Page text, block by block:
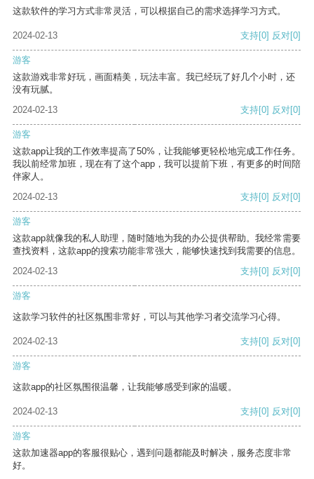
这款软件的学习方式非常灵活，可以根据自己的需求选择学习方式。
2024-02-13 支持[0] 反对[0]
游客
这款游戏非常好玩，画面精美，玩法丰富。我已经玩了好几个小时，还
没有玩腻。
2024-02-13
支持[0] 反对[0]
游客
这款app让我的工作效率提高了50%，让我能够更轻松地完成工作任务。
我以前经常加班，现在有了这个app，我可以提前下班，有更多的时间陪
伴家人。
2024-02-13
支持[0] 反对[0]
游客
这款app就像我的私人助理，随时随地为我的办公提供帮助。我经常需要
查找资料，这款app的搜索功能非常强大，能够快速找到我需要的信息。
2024-02-13
支持[0] 反对[0]
游客
这款学习软件的社区氛围非常好，可以与其他学习者交流学习心得。
2024-02-13 支持[0] 反对[0]
游客
这款app的社区氛围很温馨，让我能够感受到家的温暖。
2024-02-13 支持[0] 反对[0]
游客
这款加速器app的客服很贴心，遇到问题都能及时解决，服务态度非常
好。